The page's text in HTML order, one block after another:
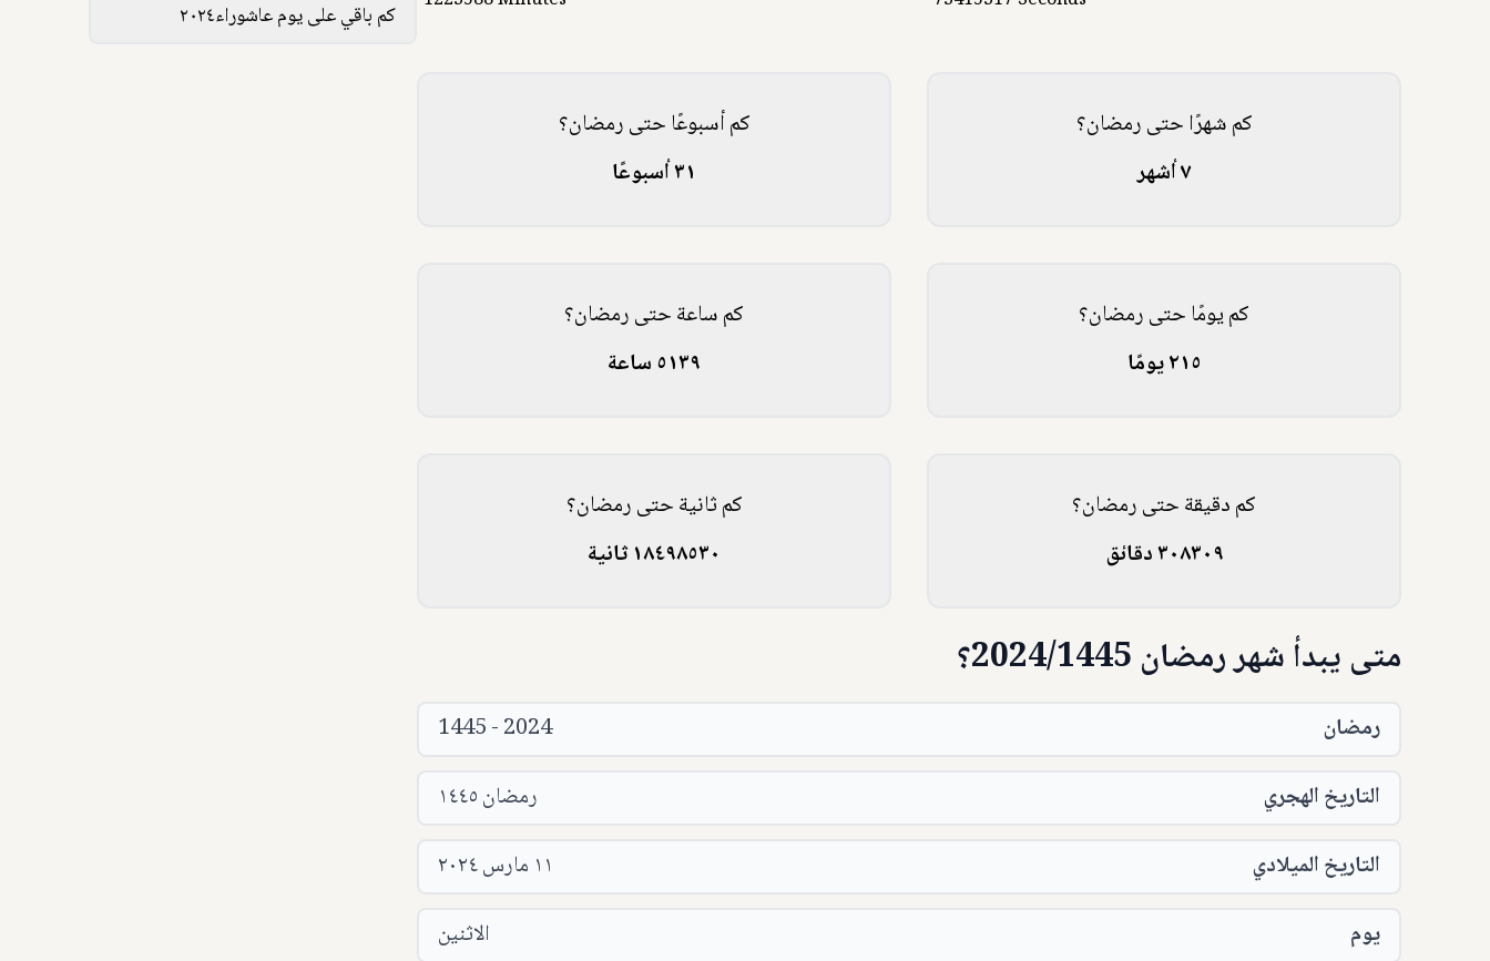
كم باقي على يوم عاشوراء٢٠٢٤
كم أسبوعًا حتى رمضان؟
٣١ أسبوعًا
كم شهرًا حتى رمضان؟
٧ أشهر
كم ساعة حتى رمضان؟
٥١٣٩ ساعة
كم يومًا حتى رمضان؟
٢١٥ يومًا
كم ثانية حتى رمضان؟
١٨٤٩٨٥٣٠ ثانية
كم دقيقة حتى رمضان؟
٣٠٨٣٠٩ دقائق
متى يبدأ شهر رمضان 2024/1445؟
1445 - 2024
رمضان
رمضان ١٤٤٥
التاريخ الهجري
١١ مارس ٢٠٢٤
التاريخ الميلادي
الاثنين
يوم